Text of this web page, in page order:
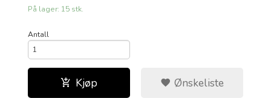
På lager: 15 stk.
Antall
Kjøp Ønskeliste